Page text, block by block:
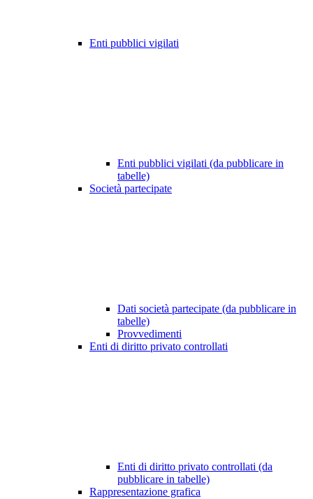
Enti pubblici vigilati
Enti pubblici vigilati (da pubblicare in
tabelle)
Società partecipate
Dati società partecipate (da pubblicare in
tabelle)
Provvedimenti
Enti di diritto privato controllati
Enti di diritto privato controllati (da
pubblicare in tabelle)
Rappresentazione grafica